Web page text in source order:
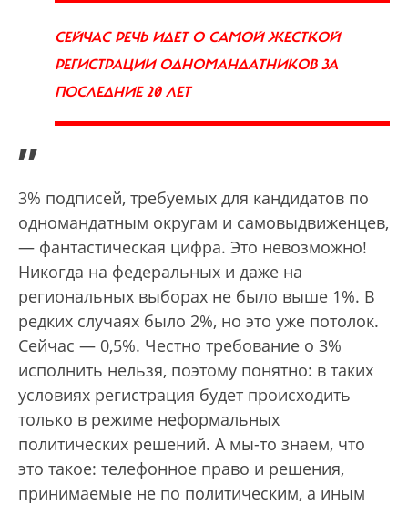
СЕЙЧАС РЕЧЬ ИДЕТ О САМОЙ ЖЕСТКОЙ
РЕГИСТРАЦИИ ОДНОМАНДАТНИКОВ ЗА
ПОСЛЕДНИЕ 20 ЛЕТ
”
3% подписей, требуемых для кандидатов по
одномандатным округам и самовыдвиженцев,
— фантастическая цифра. Это невозможно!
Никогда на федеральных и даже на
региональных выборах не было выше 1%. В
редких случаях было 2%, но это уже потолок.
Сейчас — 0,5%. Честно требование о 3%
исполнить нельзя, поэтому понятно: в таких
условиях регистрация будет происходить
только в режиме неформальных
политических решений. А мы-то знаем, что
это такое: телефонное право и решения,
принимаемые не по политическим, а иным